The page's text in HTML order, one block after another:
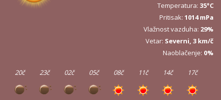
Temperatura: 35°C
Pritisak: 1014 mPa
Vlažnost vazduha: 29%
Vetar: Severni, 3 km/č
Naoblačenje: 0%
20č 23č 02č 05č 08č 11č 14č 17č